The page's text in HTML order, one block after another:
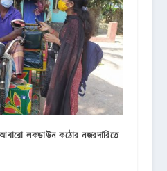
লকডাউন কঠোর নজরদারিতে